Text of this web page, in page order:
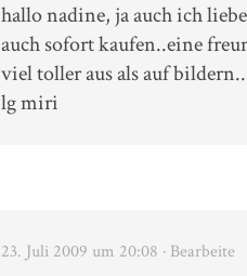
hallo nadine, ja auch ich
auch sofort kaufen..eine
viel toller aus als auf bildern..
lg miri
23. Juli 2009 um 20:08 · Bearbeite